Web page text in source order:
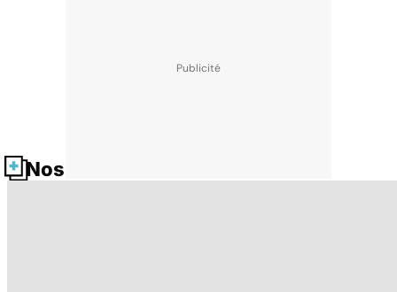
Nos fiches santé